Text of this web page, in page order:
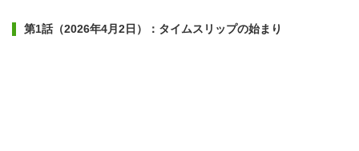
第1話（2026年4月2日）：タイムスリップの始まり